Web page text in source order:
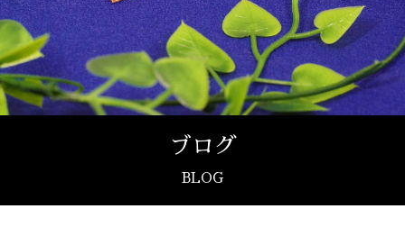
ブログ
BLOG